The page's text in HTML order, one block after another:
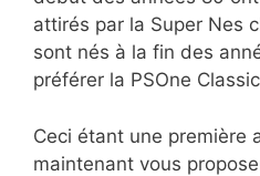
attirés par la Super Nes
sont nés à la fin des
préférer la PSOne
Ceci étant une première
maintenant vous